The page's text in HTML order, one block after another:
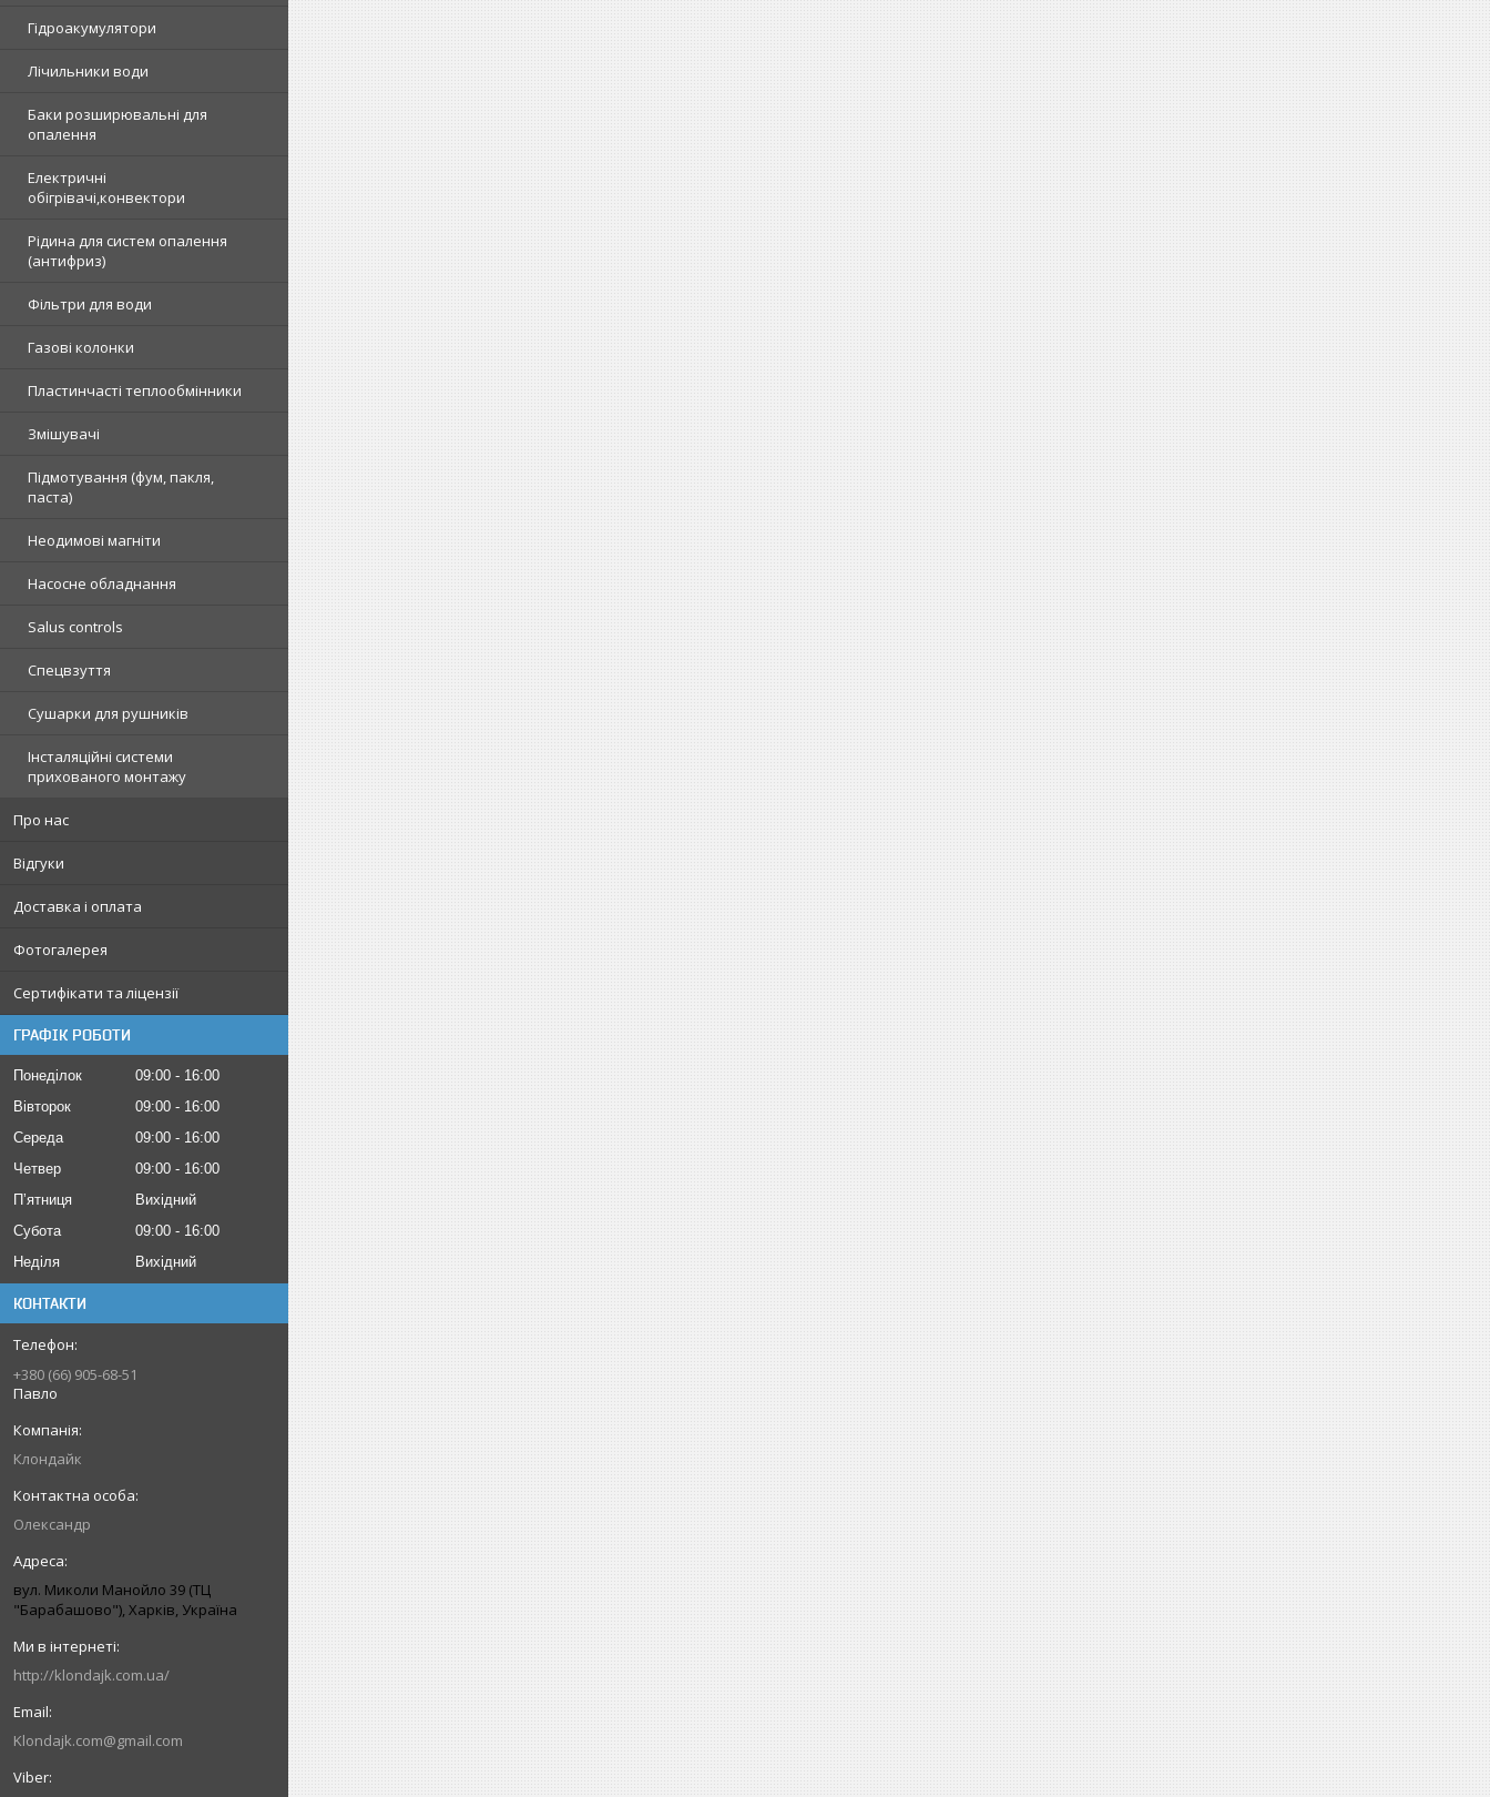
Гідроакумулятори
Лічильники води
Баки розширювальні для
опалення
Електричні
обігрівачі,конвектори
Рідина для систем опалення
(антифриз)
Фільтри для води
Газові колонки
Пластинчасті теплообмінники
Змішувачі
Підмотування (фум, пакля,
паста)
Неодимові магніти
Насосне обладнання
Salus controls
Спецвзуття
Сушарки для рушників
Інсталяційні системи
прихованого монтажу
Про нас
Відгуки
Доставка і оплата
Фотогалерея
Сертифікати та ліцензії
ГРАФІК РОБОТИ
Понеділок 09:00
16:00
Вівторок
09:00
16:00
Середа
09:00
16:00
Четвер
09:00
16:00
Пʼятниця
Вихідний
Субота
09:00
16:00
Неділя
Вихідний
КОНТАКТИ
+380 (66) 905-68-51
Павло
Клондайк
Олександр
вул. Миколи Манойло 39 (ТЦ
"Барабашово"), Харків, Україна
http://klondajk.com.ua/
Klondajk.com@gmail.com